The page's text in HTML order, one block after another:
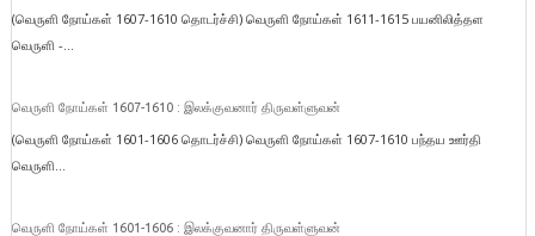
(வெருளி நோய்கள் 1607-1610 தொடர்ச்சி) வெருளி நோய்கள் 1611-1615 பயனிலித்தள
வெருளி -...
வெருளி நோய்கள் 1607-1610 : இலக்குவனார் திருவள்ளுவன்
(வெருளி நோய்கள் 1601-1606 தொடர்ச்சி) வெருளி நோய்கள் 1607-1610 பந்தய ஊர்தி
வெருளி...
வெருளி நோய்கள் 1601-1606 : இலக்குவனார் திருவள்ளுவன்